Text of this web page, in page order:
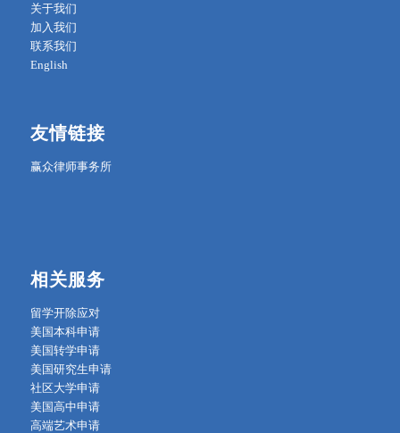
关于我们
加入我们
联系我们
English
友情链接
赢众律师事务所
相关服务
留学开除应对
美国本科申请
美国转学申请
美国研究生申请
社区大学申请
美国高中申请
高端艺术申请